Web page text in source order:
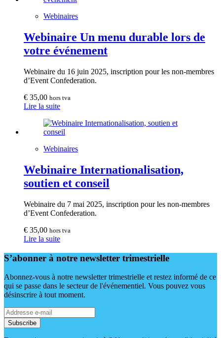
Webinaires
Webinaire Un menu durable lors de
votre événement
Webinaire du 16 juin 2025, inscription pour les non-membres
d’Event Confederation.
€ 35,00 hors tva
Lire la suite
Webinaires
Webinaire Internationalisation,
soutien et conseil
Webinaire du 7 mai 2025, inscription pour les non-membres
d’Event Confederation.
€ 35,00 hors tva
Lire la suite
S’abonner à notre newsletter trimestrielle
Abonnez-vous à notre newsletter trimestrielle et restez informé de ce
qui se passe dans le secteur de l'événementiel. Vous pouvez vous
désinscrire à tout moment.